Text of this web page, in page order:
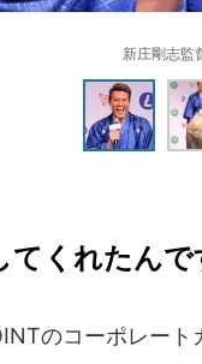
新庄剛志監
てくれたんで
のコーポレート